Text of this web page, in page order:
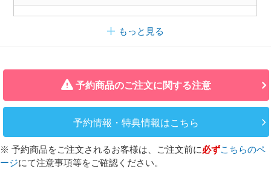
もっと見る
予約商品のご注文に関する注意
予約情報・特典情報はこちら
※ 予約商品をご注文されるお客様は、ご注文前に必ずこちらのペ
ージにて注意事項等をご確認ください。